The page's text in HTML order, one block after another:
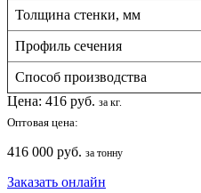
Толщина стенки, мм
Профиль сечения
Способ производства
Цена: 416 руб. за кг.
Оптовая цена:
416 000 руб. за тонну
Заказать онлайн